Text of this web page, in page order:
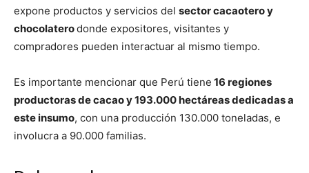
expone productos y servicios del sector cacaotero y
chocolaterodonde expositores, visitantes y
compradores pueden interactuar al mismo tiempo.
Es importante mencionar que Perú tiene 16 regiones
productoras de cacao y 193.000 hectáreas dedicadas a
este insumo, con una producción 130.000 toneladas, e
involucra a 90.000 familias.